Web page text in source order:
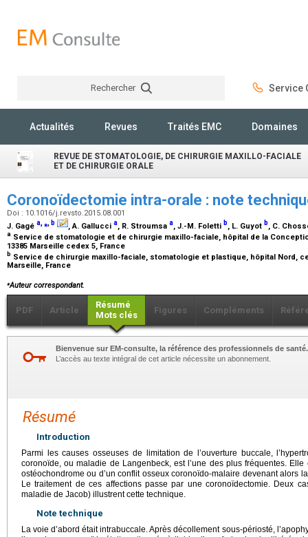
Rechercher Service
Actualités Revues Traités EMC Domaines
REVUE DE STOMATOLOGIE, DE CHIRURGIE MAXILLO-FACIALE
ET DE CHIRURGIE ORALE
Coronoïdectomie intra-orale : note
Doi : 10.1016/j.revsto.2015.08.001
J. Gagé a,⁎, b , A. Gallucci a, R. Stroumsa a, J.-M. Foletti b, L. Guyot b, C.
a Service de stomatologie et de chirurgie maxillo-faciale, hôpital de la
13385 Marseille cedex 5, France
b Service de chirurgie maxillo-faciale, stomatologie et plastique, hôpital Nord,
Marseille, France
⁎Auteur correspondant.
PDF Article
Résumé
Mots clés
Figures Compléments
Bienvenue sur EM-consulte, la référence des professionnels de santé.
L’accès au texte intégral de cet article nécessite un abonnement.
Résumé
Introduction
Parmi les causes osseuses de limitation de l’ouverture buccale,
coronoïde, ou maladie de Langenbeck, est l’une des plus fréquentes.
ostéochondrome ou d’un conflit osseux coronoïdo-malaire devenant alors
Le traitement de ces affections passe par une coronoïdectomie. Deux
maladie de Jacob) illustrent cette technique.
Note technique
La voie d’abord était intrabuccale. Après décollement sous-périosté,